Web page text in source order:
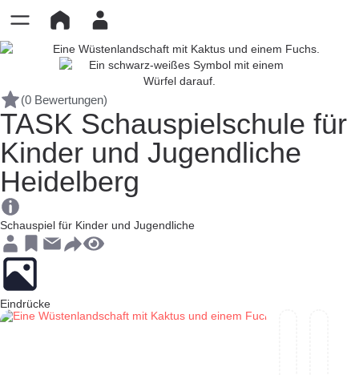
(0 Bewertungen)
TASK Schauspielschule für
Kinder und Jugendliche
Heidelberg
Schauspiel für Kinder und Jugendliche
Eindrücke